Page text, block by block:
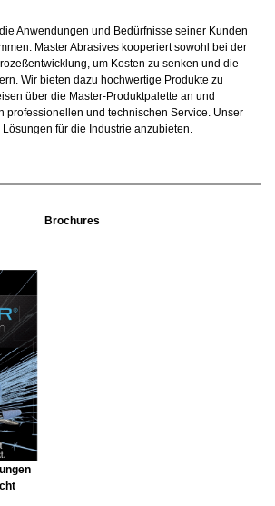
Anwendungen und Bedürfnisse seiner Kunden
Master Abrasives kooperiert sowohl bei der
um Kosten zu senken und die
Wir bieten dazu hochwertige Produkte zu
über die Master-Produktpalette an und
professionellen und technischen Service. Unser
für die Industrie anzubieten.
Brochures